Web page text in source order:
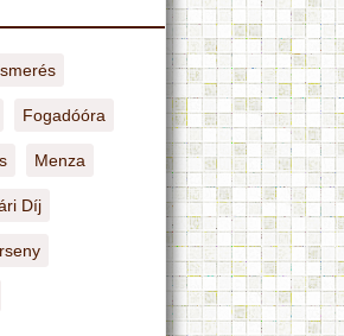
Fogadóóra
Menza
Díj